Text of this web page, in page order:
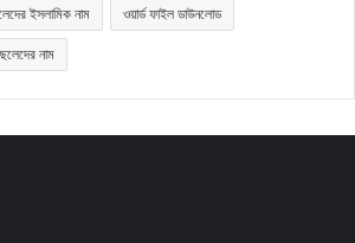
ইসলামিক নাম ওয়ার্ড ফাইল ডাউনলোড
নাম